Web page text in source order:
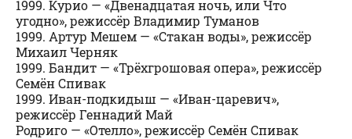
1999. Курио — «Двенадцатая ночь, или Что
угодно», режиссёр Владимир Туманов
1999. Артур Мешем — «Стакан воды», режиссёр
Михаил Черняк
1999. Бандит — «Трёхгрошовая опера», режиссёр
Семён Спивак
1999. Иван-подкидыш — «Иван-царевич»,
режиссёр Геннадий Май
Родриго — «Отелло», режиссёр Семён Спивак